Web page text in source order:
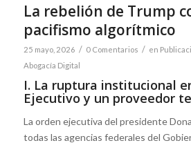
La rebelión de Trump
pacifismo algorítmico
25 mayo, 2026 / 0 Comentarios / en
Abogacía Digital
I. La ruptura institucional
Ejecutivo y un proveedor
La orden ejecutiva del presidente
todas las agencias federales del